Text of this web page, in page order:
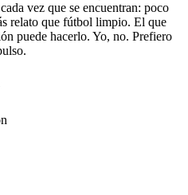
vez que se encuentran: poco
relato que fútbol limpio. El que
puede hacerlo. Yo, no. Prefiero